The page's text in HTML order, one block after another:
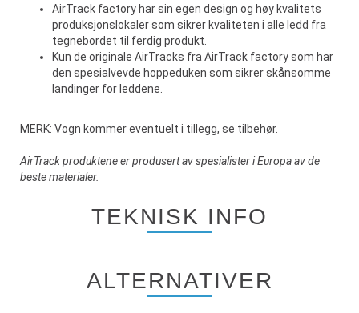
AirTrack factory har sin egen design og høy kvalitets
produksjonslokaler som sikrer kvaliteten i alle ledd fra
tegnebordet til ferdig produkt.
Kun de originale AirTracks fra AirTrack factory som har
den spesialvevde hoppeduken som sikrer skånsomme
landinger for leddene.
MERK: Vogn kommer eventuelt i tillegg, se tilbehør.
AirTrack produktene er produsert av spesialister i Europa av de
beste materialer.
TEKNISK INFO
ALTERNATIVER